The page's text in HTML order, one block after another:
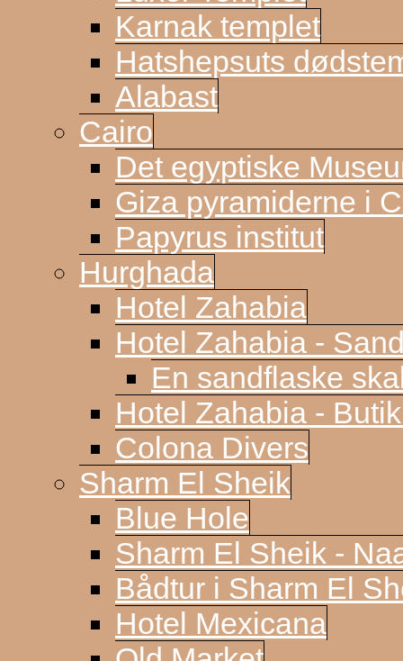
Karnak templet
Hatshepsuts
Alabast
Cairo
Det egyptiske
Giza pyramiderne i
Papyrus institut
Hurghada
Hotel Zahabia
Hotel Zahabia -
En sandflaske
Hotel Zahabia -
Colona Divers
Sharm El Sheik
Blue Hole
Sharm El Sheik -
Bådtur i Sharm El
Hotel Mexicana